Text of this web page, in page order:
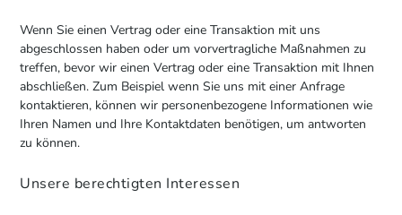
Wenn Sie einen Vertrag oder eine Transaktion mit uns
abgeschlossen haben oder um vorvertragliche Maßnahmen zu
treffen, bevor wir einen Vertrag oder eine Transaktion mit Ihnen
abschließen. Zum Beispiel wenn Sie uns mit einer Anfrage
kontaktieren, können wir personenbezogene Informationen wie
Ihren Namen und Ihre Kontaktdaten benötigen, um antworten
zu können.
Unsere berechtigten Interessen